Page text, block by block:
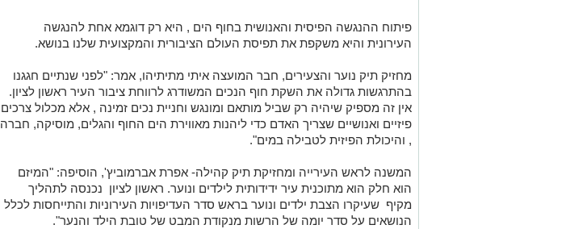
פיתוח ההנגשה הפיסית והאנושית בחוף הים , היא רק דוגמא אחת להנגשה
העירונית והיא משקפת את תפיסת העולם הציבורית והמקצועית שלנו בנושא.
מחזיק תיק נוער והצעירים, חבר המועצה איתי מתיתיהו, אמר: "לפני שנתיים חגגנו
בהתרגשות גדולה את השקת חוף הנכים המשודרג לרווחת ציבור העיר ראשון לציון.
אין זה מספיק שיהיה רק שביל מותאם ומונגש וחניית נכים זמינה , אלא מכלול צרכים
פיזיים ואנושיים שצריך האדם כדי ליהנות מאווירת הים החוף והגלים, מוסיקה, חברה
, והיכולת הפיזית לטבילה במים".
המשנה לראש העירייה ומחזיקת תיק קהילה- אפרת אברמוביץ', הוסיפה: "המיזם
הוא חלק הוא מתוכנית עיר ידידותית לילדים ונוער. ראשון לציון נכנסה לתהליך
מקיף שעיקרו הצבת ילדים ונוער בראש סדר העדיפויות העירוניות והתייחסות לכלל
הנושאים על סדר יומה של הרשות מנקודת המבט של טובת הילד והנער".